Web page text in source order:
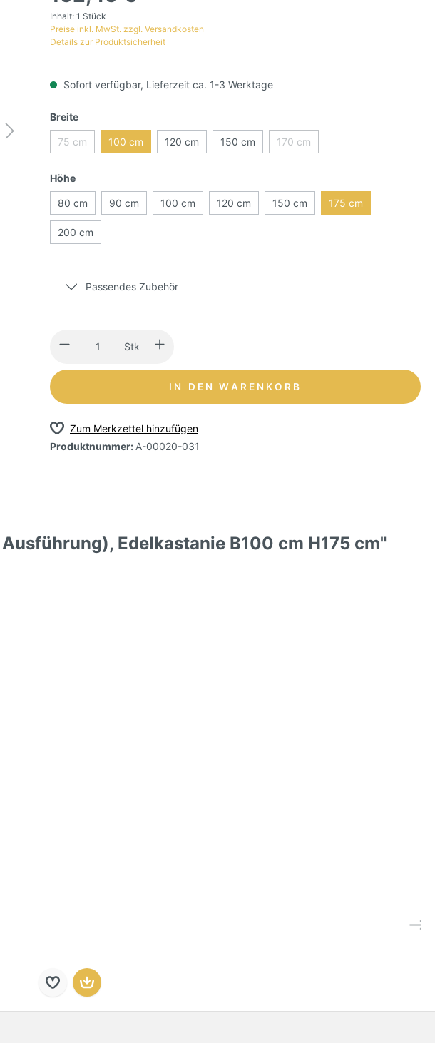
Inhalt: 1 Stück
Preise inkl. MwSt. zzgl. Versandkosten
Details zur Produktsicherheit
Sofort verfügbar, Lieferzeit ca. 1-3 Werktage
Breite
75 cm 100 cm 120 cm 150 cm 170 cm
Höhe
80 cm 90 cm 100 cm 120 cm 150 cm 175 cm
200 cm
Passendes Zubehör
Stk
IN DEN WARENKORB
Zum Merkzettel hinzufügen
Produktnummer:A-00020-031
Edelkastanie B100 cm H175 cm"